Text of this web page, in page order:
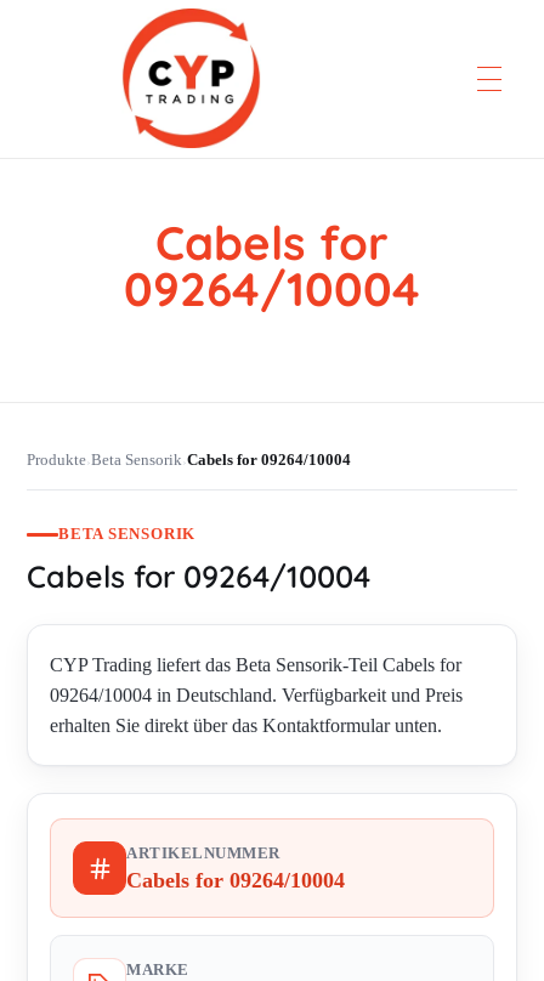
CYP Trading
Cabels for
09264/10004
Produkte›Beta Sensorik›Cabels for 09264/10004
BETA SENSORIK
Cabels for 09264/10004
CYP Trading liefert das Beta Sensorik-Teil Cabels for
09264/10004 in Deutschland. Verfügbarkeit und Preis
erhalten Sie direkt über das Kontaktformular unten.
ARTIKELNUMMER
Cabels for 09264/10004
MARKE